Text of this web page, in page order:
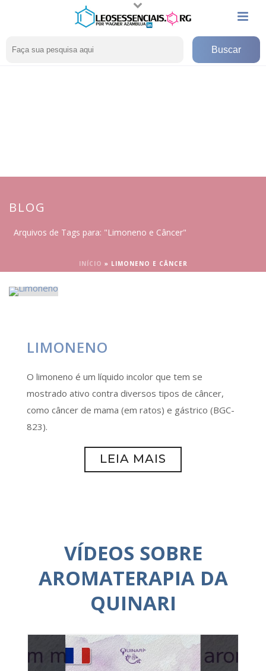
BLOG
Arquivos de Tags para: "Limoneno e Câncer"
INÍCIO » LIMONENO E CÂNCER
LIMONENO
O limoneno é um líquido incolor que tem se
mostrado ativo contra diversos tipos de câncer,
como câncer de mama (em ratos) e gástrico (BGC-
823).
LEIA MAIS
VÍDEOS SOBRE
AROMATERAPIA DA
QUINARI